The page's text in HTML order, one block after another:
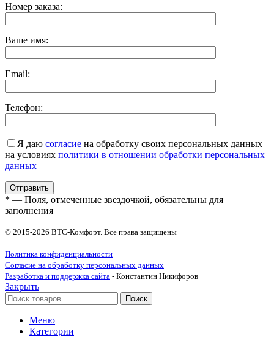
Номер заказа:
Ваше имя:
Email:
Телефон:
Я даю согласие на обработку своих персональных данных
на условиях политики в отношении обработки персональных
данных
* — Поля, отмеченные звездочкой, обязательны для
заполнения
© 2015-2026 ВТС-Комфорт. Все права защищены
Политика конфиденциальности
Согласие на обработку персональных данных
Разработка и поддержка сайта - Константин Никифоров
Закрыть
Поиск
Меню
Категории